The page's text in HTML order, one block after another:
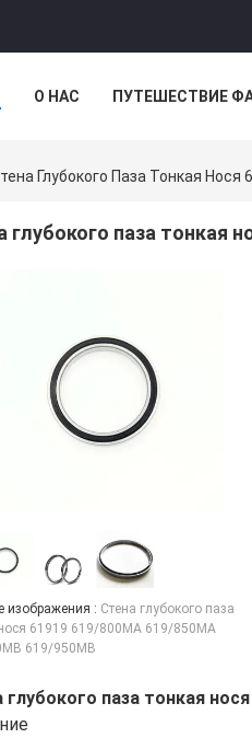
О НАС ПУТЕШЕСТВИЕ
Глубокого Паза Тонкая
глубокого паза тонкая
изображения : Стена глубокого паза
61919 619/800MA 619/850MA
619/950MB
глубокого паза тонкая